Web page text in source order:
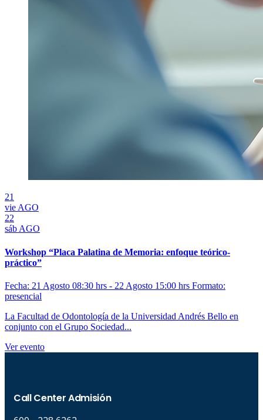
21
vie AGO
22
sáb AGO
Workshop “Placa Palatina de Memoria: enfoque teórico-
práctico”
Fecha: 21 Agosto 08:30 hrs - 22 Agosto 15:00 hrs Formato:
presencial
La Facultad de Odontología de la Universidad Andrés Bello en
conjunto con el Grupo Sociedad...
Ver evento